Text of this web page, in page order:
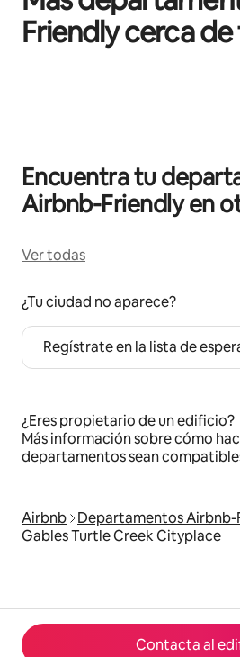
Contacta al
Friendly cerca de
Encuentra tu
Airbnb-Friendly en
Ver todas
¿Tu ciudad no aparece?
Regístrate en la lista de
¿Eres propietario de un edificio?
Más informaciónsobre cómo
departamentos sean
Airbnb
Departamentos Airbnb-
Gables Turtle Creek Cityplace